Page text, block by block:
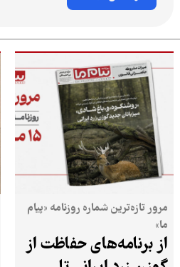
مرور تازه‌ترین شماره روزنامه «پیام
ما»
از برنامه‌های حفاظت از